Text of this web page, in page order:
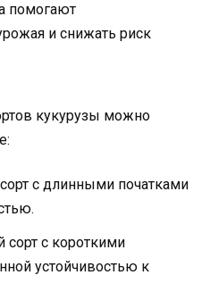
помогают
и снижать риск
кукурузы можно
с длинными початками
сорт с короткими
устойчивостью к